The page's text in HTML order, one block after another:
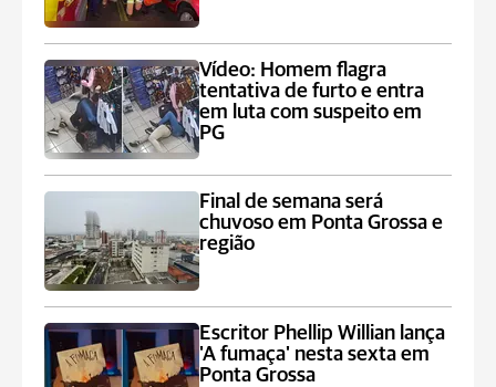
Vídeo: Homem flagra
tentativa de furto e entra
em luta com suspeito em
PG
Final de semana será
chuvoso em Ponta Grossa e
região
Escritor Phellip Willian lança
'A fumaça' nesta sexta em
Ponta Grossa